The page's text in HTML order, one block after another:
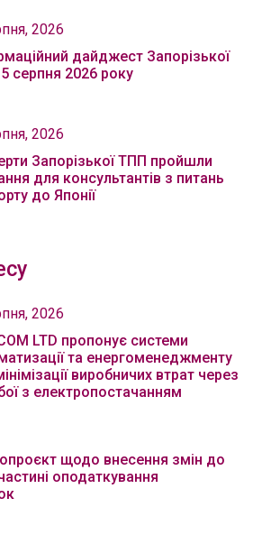
2026
дайджест Запорізької
серпня 2026 року
2026
Запорізької ТПП пройшли
для консультантів з питань
до Японії
2026
LTD пропонує системи
та енергоменеджменту
виробничих втрат через
з електропостачанням
щодо внесення змін до
оподаткування